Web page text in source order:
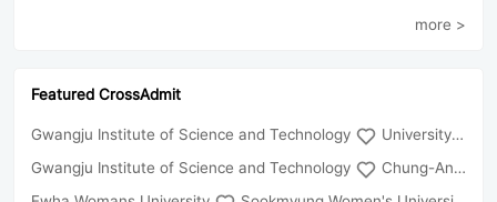
more >
Featured CrossAdmit
Gwangju Institute of Science and Technology
University of Seoul
Gwangju Institute of Science and Technology
Chung-Ang University